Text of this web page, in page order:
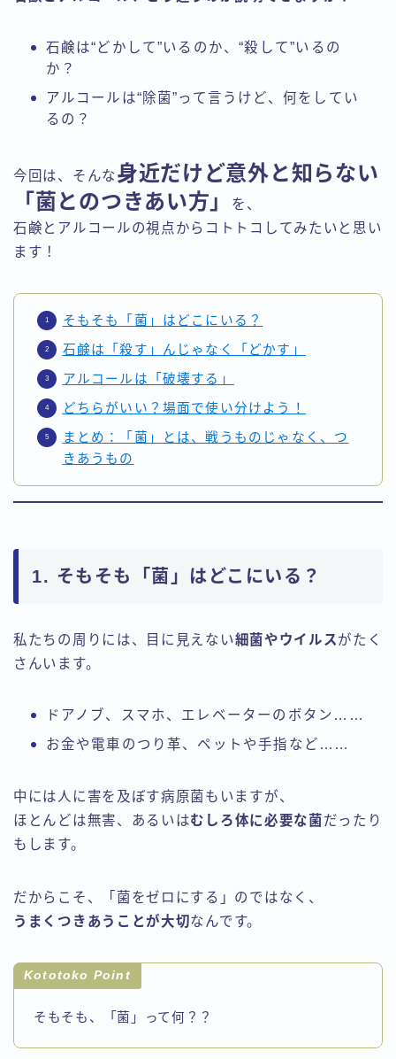
石鹸は“どかして”いるのか、“殺して”いるの
か？
アルコールは“除菌”って言うけど、何をしてい
るの？
今回は、そんな身近だけど意外と知らない
「菌とのつきあい方」
を、
石鹸とアルコールの視点からコトトコしてみたいと思い
ます！
そもそも「菌」はどこにいる？
石鹸は「殺す」んじゃなく「どかす」
アルコールは「破壊する」
どちらがいい？場面で使い分けよう！
まとめ：「菌」とは、戦うものじゃなく、つ
きあうもの
1. そもそも「菌」はどこにいる？
私たちの周りには、目に見えない細菌やウイルスがたく
さんいます。
ドアノブ、スマホ、エレベーターのボタン……
お金や電車のつり革、ペットや手指など……
中には人に害を及ぼす病原菌もいますが、
ほとんどは無害、あるいはむしろ体に必要な菌だったり
もします。
だからこそ、「菌をゼロにする」のではなく、
うまくつきあうことが大切なんです。
Kototoko Point
そもそも、「菌」って何？？